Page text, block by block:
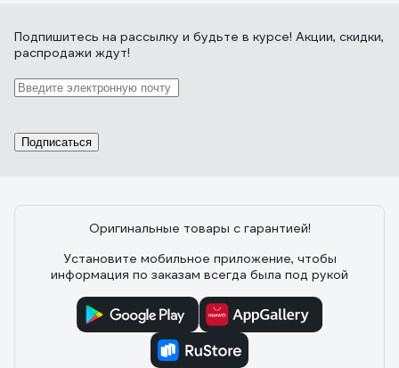
Подпишитесь на рассылку и будьте в курсе! Акции, скидки,
распродажи ждут!
Подписаться
Оригинальные товары с гарантией!
Установите мобильное приложение, чтобы
информация по заказам всегда была под рукой